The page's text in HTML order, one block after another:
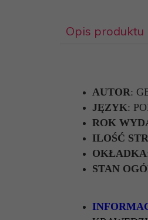
Opis produktu
AUTOR:
JĘZYK:
ROK
ILOŚĆ
OKŁADKA
STAN